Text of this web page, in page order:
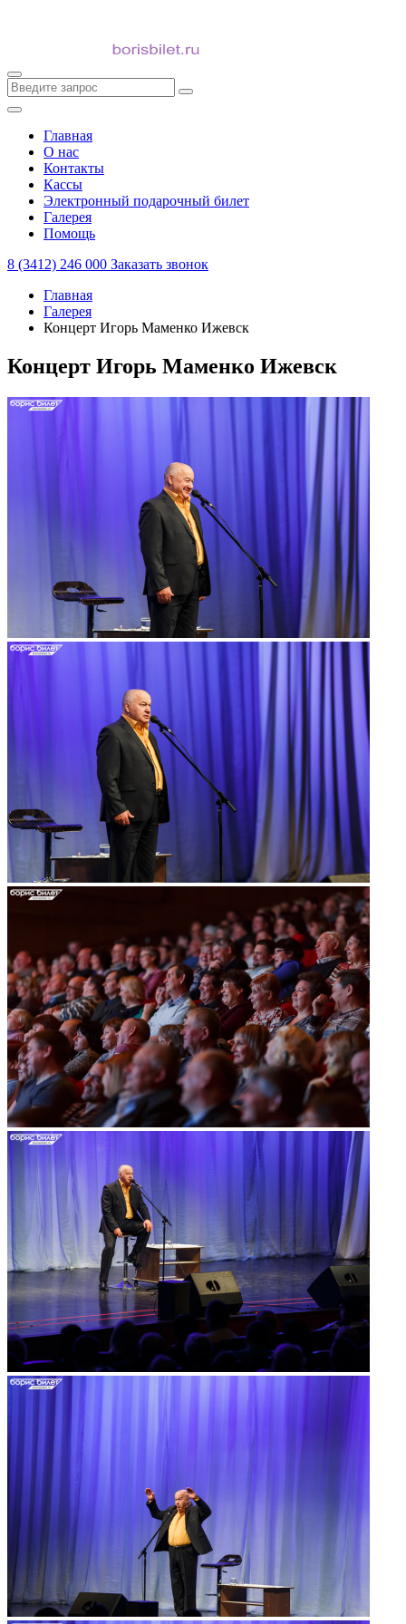
Главная
О нас
Контакты
Кассы
Электронный подарочный билет
Галерея
Помощь
8 (3412) 246 000 Заказать звонок
Главная
Галерея
Концерт Игорь Маменко Ижевск
Концерт Игорь Маменко Ижевск